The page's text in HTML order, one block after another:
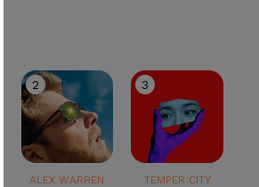
2
ALEX WARREN
3
TEMPER CITY